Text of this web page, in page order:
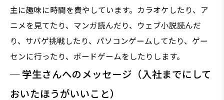
主に趣味に時間を費やしています。カラオケしたり、ア
ニメを見てたり、マンガ読んだり、ウェブ小説読んだ
り、サバゲ挑戦したり、パソコンゲームしてたり、ゲー
センに行ったり、ボードゲームをしたりします。
─ 学生さんへのメッセージ（入社までにして
おいたほうがいいこと）